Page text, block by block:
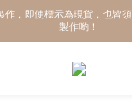
作，即使標示為現貨，也皆
製作喲！